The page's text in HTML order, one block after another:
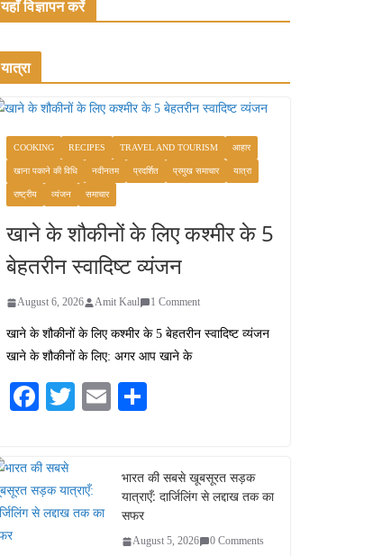
यहाँ विज्ञापन करें
यात्रा
COOKING RECIPES TRAVEL AND TOURISM आहार
खाना पकाने की विधि नवीनतम प्रदर्शित प्रमुख समाचार यात्रा
राष्ट्रीय व्यंजन समाचार
खाने के शौकीनों के लिए कश्मीर के 5
बेहतरीन स्वादिष्ट व्यंजन
August 6, 2026 Amit Kaul 1 Comment
खाने के शौकीनों के लिए कश्मीर के 5 बेहतरीन स्वादिष्ट व्यंजन
खाने के शौकीनों के लिए: अगर आप खाने के
Fa
bo
ok
T
r
E
भारत की सबसे खूबसूरत सड़क
यात्राएँ: दार्जिलिंग से लद्दाख तक का
सफर
August 5, 2026 0 Comments